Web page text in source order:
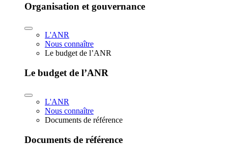
Organisation et gouvernance
L'ANR
Nous connaître
Le budget de l’ANR
Le budget de l’ANR
L'ANR
Nous connaître
Documents de référence
Documents de référence